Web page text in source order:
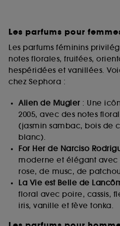
Les parfums pour
Les parfums féminins
notes florales, fruitées,
hespéridées et vanillées.
chez Sephora :
Alien de Mugler: Une
2005, avec des notes
(jasmin sambac, bois de
blanc).
For Her de Narciso
moderne et élégant
rose, de musc, de
La Vie est Belle de
floral avec poire, cassis,
iris, vanille et fève tonka.